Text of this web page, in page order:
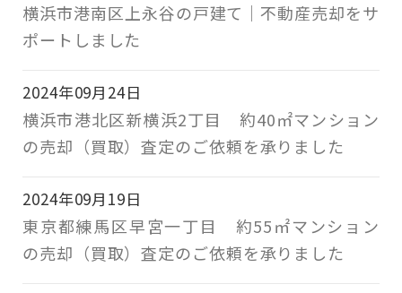
横浜市港南区上永谷の戸建て｜不動産売却をサ
ポートしました
2024年09月24日
横浜市港北区新横浜2丁目 約40㎡マンション
の売却（買取）査定のご依頼を承りました
2024年09月19日
東京都練馬区早宮一丁目 約55㎡マンション
の売却（買取）査定のご依頼を承りました